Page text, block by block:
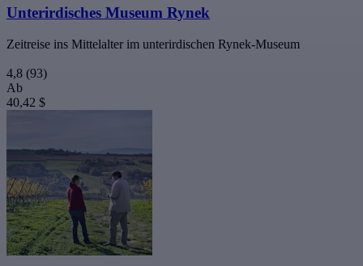
Unterirdisches Museum Rynek
Zeitreise ins Mittelalter im unterirdischen Rynek-Museum
4,8 (93)
Ab
40,42 $